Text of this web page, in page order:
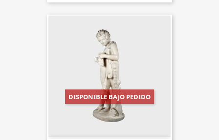
DISPONIBLE BAJO PEDIDO